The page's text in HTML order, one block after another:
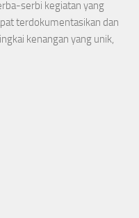
serbi kegiatan yang
terdokumentasikan dan
kenangan yang unik,